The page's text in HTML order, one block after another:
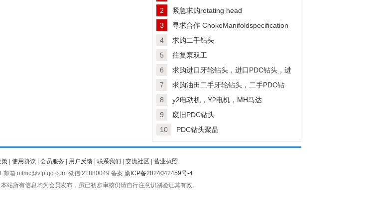
2
紧急求购rotating head
3
寻求合作 ChokeManifoldspecification
4
求购二手钻头
5
往复泵双工
6
求购进口牙轮钻头，进口PDC钻头，进
口石油钻头
7
求购油田二手牙轮钻头，二手PDC钻
头，报废钻头
8
y2电动机，Y2电机，MH马达
9
废旧PDC钻头
10
PDC钻头聚晶
策 使用协议 会员服务 用户反馈 联系我们 交流社区
营业执照
邮箱:oilmc@vip.qq.com 微信:21880049 备案:渝ICP备2024042459号-4
站所有信息均为会员发布，虽已初步审核仍请自行注意识别验证其有效。